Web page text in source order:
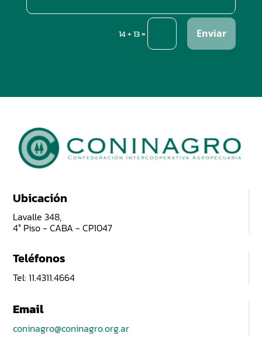
14 + 13= Enviar
Ubicación
Lavalle 348,
4° Piso - CABA - CP1047
Teléfonos
Tel: 11.4311.4664
Email
coninagro@coninagro.org.ar